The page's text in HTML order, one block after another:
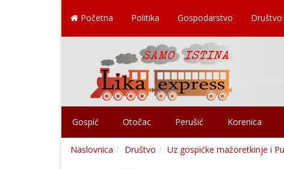
Početna Politika Gospodarstvo Društvo
Gospić Otočac Perušić Korenica
Naslovnica Društvo Uz gospićke mažoretkinje i